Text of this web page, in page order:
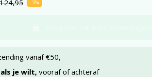
-3%
vanaf €50,-
je wilt,vooraf of achteraf